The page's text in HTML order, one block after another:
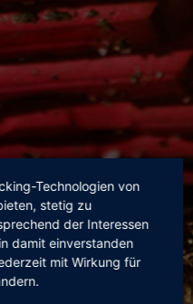
Technologien von
stetig zu
der Interessen
damit einverstanden
mit Wirkung für